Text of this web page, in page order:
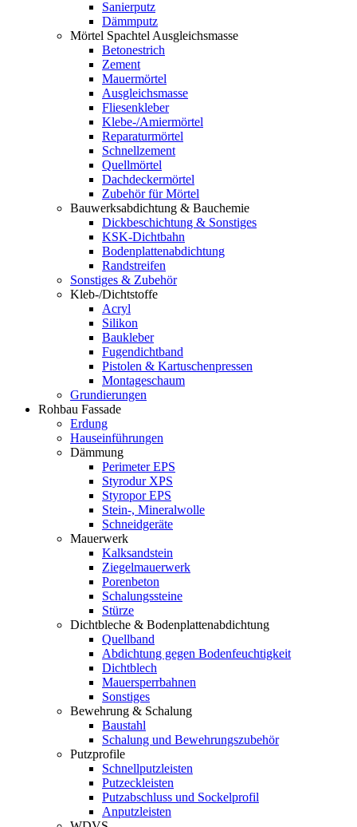
Sanierputz
Dämmputz
Mörtel Spachtel Ausgleichsmasse
Betonestrich
Zement
Mauermörtel
Ausgleichsmasse
Fliesenkleber
Klebe-/Amiermörtel
Reparaturmörtel
Schnellzement
Quellmörtel
Dachdeckermörtel
Zubehör für Mörtel
Bauwerksabdichtung & Bauchemie
Dickbeschichtung & Sonstiges
KSK-Dichtbahn
Bodenplattenabdichtung
Randstreifen
Sonstiges & Zubehör
Kleb-/Dichtstoffe
Acryl
Silikon
Baukleber
Fugendichtband
Pistolen & Kartuschenpressen
Montageschaum
Grundierungen
Rohbau Fassade
Erdung
Hauseinführungen
Dämmung
Perimeter EPS
Styrodur XPS
Styropor EPS
Stein-, Mineralwolle
Schneidgeräte
Mauerwerk
Kalksandstein
Ziegelmauerwerk
Porenbeton
Schalungssteine
Stürze
Dichtbleche & Bodenplattenabdichtung
Quellband
Abdichtung gegen Bodenfeuchtigkeit
Dichtblech
Mauersperrbahnen
Sonstiges
Bewehrung & Schalung
Baustahl
Schalung und Bewehrungszubehör
Putzprofile
Schnellputzleisten
Putzeckleisten
Putzabschluss und Sockelprofil
Anputzleisten